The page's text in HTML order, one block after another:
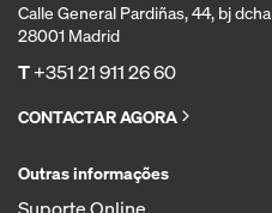
Calle General Pardiñas, 44, bj dcha
28001 Madrid
T+351 21 911 26 60
CONTACTAR AGORA
Outras informações